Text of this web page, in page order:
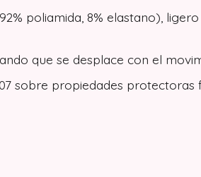
poliamida, 8% elastano),
que se desplace con el
sobre propiedades